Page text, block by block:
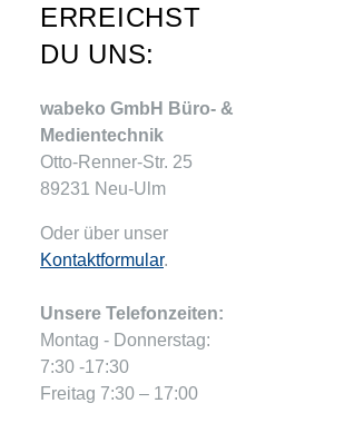
ERREICHST
DU UNS:
wabeko GmbH Büro- &
Medientechnik
Otto-Renner-Str. 25
89231 Neu-Ulm
Oder über unser
Kontaktformular.
Unsere Telefonzeiten:
Montag - Donnerstag:
7:30 -17:30
Freitag 7:30 – 17:00